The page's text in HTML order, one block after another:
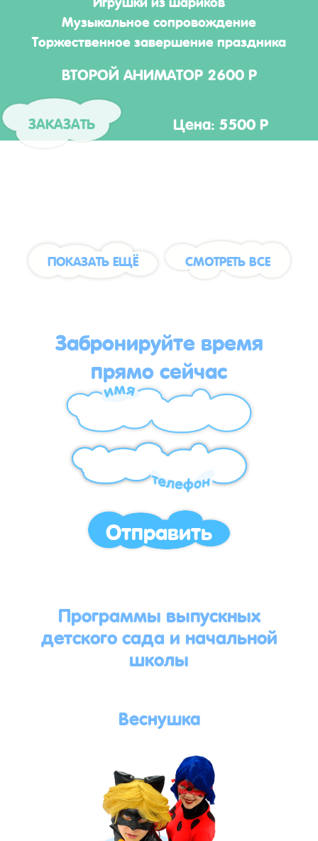
Музыкальное сопровождение
Торжественное завершение праздника
ВТОРОЙ АНИМАТОР 2600 Р
ЗАКАЗАТЬ Цена: 5500 Р
ПОКАЗАТЬ ЕЩЁ СМОТРЕТЬ ВСЕ
Забронируйте время
прямо сейчас
Отправить
Программы выпускных
детского сада и начальной
школы
Веснушка